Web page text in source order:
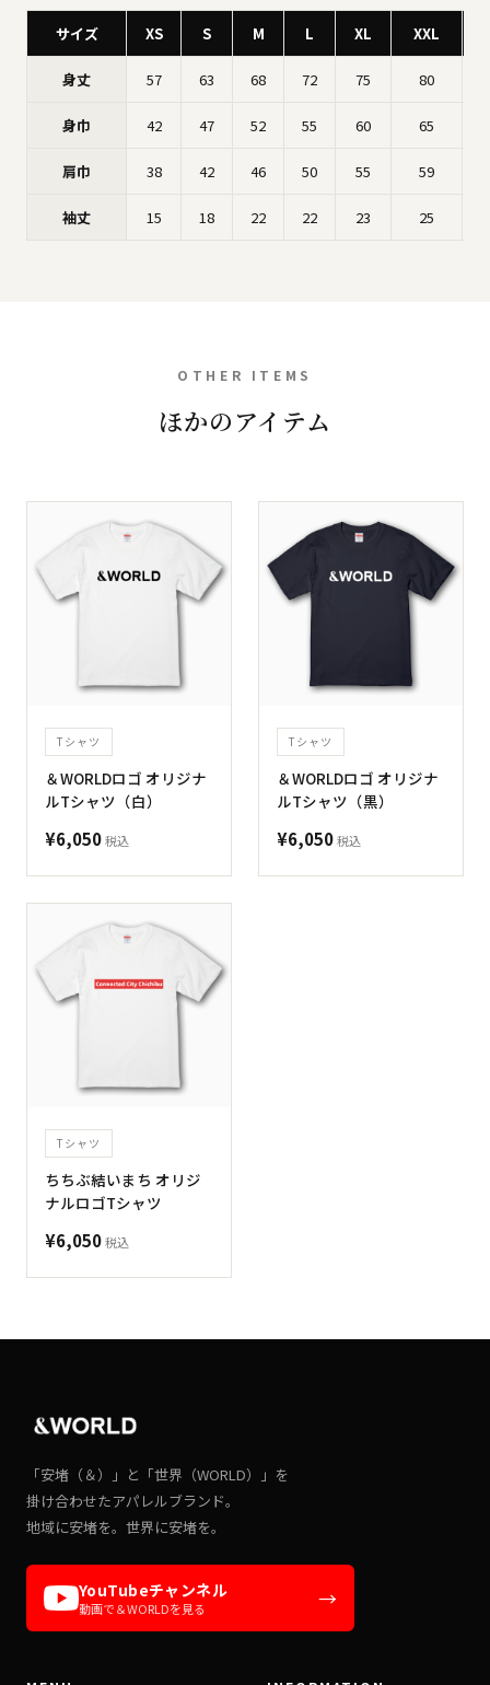
サイズ XS S M L XL XXL
身丈 57 63 68 72 75 80
身巾 42 47 52 55 60 65
肩巾 38 42 46 50 55 59
袖丈 15 18 22 22 23 25
OTHER ITEMS
ほかのアイテム
Tシャツ
＆WORLDロゴ オリジナ
ルTシャツ（白）
¥6,050税込
Tシャツ
＆WORLDロゴ オリジナ
ルTシャツ（黒）
¥6,050税込
Tシャツ
ちちぶ結いまち オリジ
ナルロゴTシャツ
¥6,050税込
「安堵（＆）」と「世界（WORLD）」を
掛け合わせたアパレルブランド。
地域に安堵を。世界に安堵を。
YouTubeチャンネル
動画で＆WORLDを見る →